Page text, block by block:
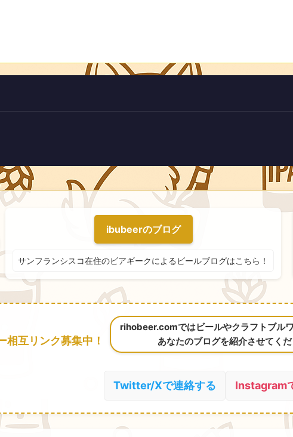
ibubeerのブログ
サンフランシスコ在住のビアギークによるビールブログはこちら！
相互リンク募集中！
rihobeer.comではビールやクラフトブル
あなたのブログを紹介させてく
Twitter/Xで連絡する Instagram